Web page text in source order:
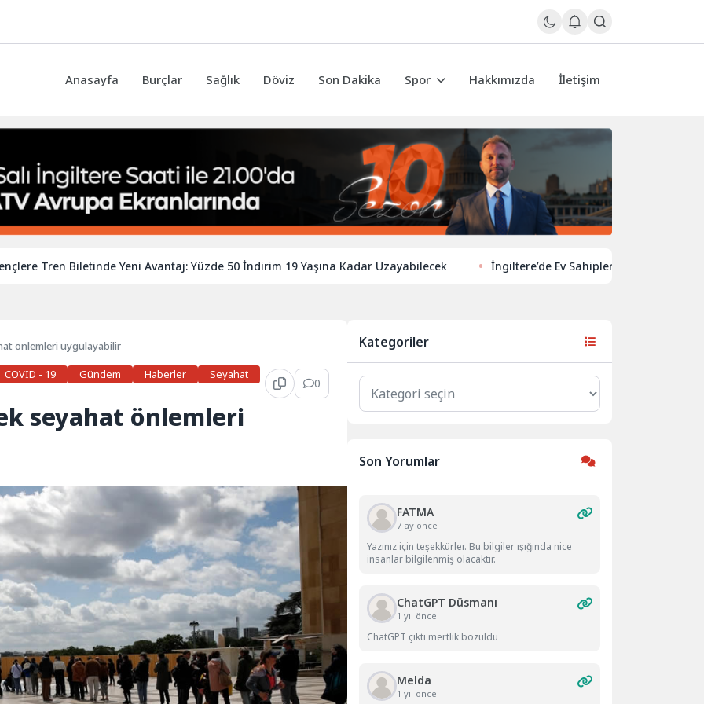
Anasayfa Burçlar Sağlık Döviz Son Dakika Spor Hakkımızda İletişim
Biletinde Yeni Avantaj: Yüzde 50 İndirim 19 Yaşına Kadar Uzayabilecek İngiltere’de Ev Sahiplerinden Yeni Yönelim: Vergi
önlemleri uygulayabilir
COVID - 19 Gündem Haberler
Seyahat
0
seyahat önlemleri
Kategoriler
Kategoriler
Son Yorumlar
FATMA
7 ay önce
Yazınız için teşekkürler. Bu bilgiler ışığında nice
insanlar bilgilenmiş olacaktır.
ChatGPT Düsmanı
1 yıl önce
ChatGPT çıktı mertlik bozuldu
Melda
1 yıl önce